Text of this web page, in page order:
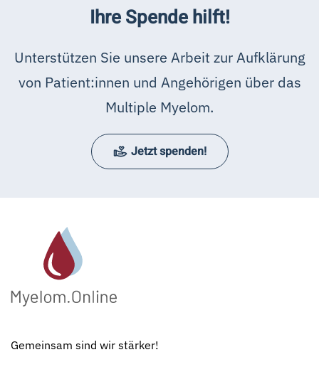
Ihre Spende hilft!
Unterstützen Sie unsere Arbeit zur Aufklärung
von Patient:innen und Angehörigen über das
Multiple Myelom.
Jetzt spenden!
Gemeinsam sind wir stärker!